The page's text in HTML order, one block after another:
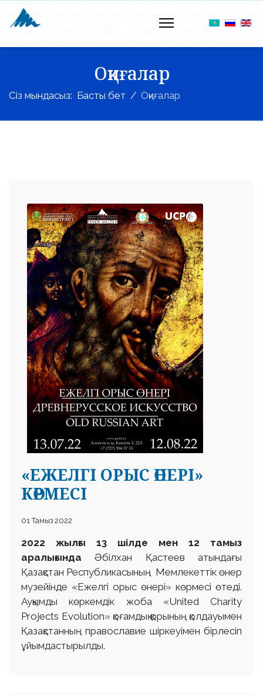
Оқиғалар
Сіз мындасыз: Басты бет Оқиғалар
«ЕЖЕЛГІ ОРЫС ӨНЕРІ»
КӨРМЕСІ
01 Тамыз 2022
2022 жылғы 13 шілде мен 12 тамыз
аралығында Әбілхан Қастеев атындағы
Қазақстан Республикасының Мемлекеттік өнер
музейінде «Ежелгі орыс өнері» көрмесі өтеді.
Ауқымды көркемдік жоба «United Charity
Projects Evolution» қоғамдық қорының қолдауымен
Қазақстанның православие шіркеуімен бірлесіп
ұйымдастырылды.